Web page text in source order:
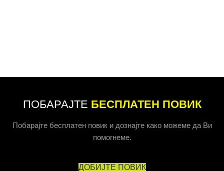
ПОБАРАЈТЕ БЕСПЛАТЕН ПОВИК
Побарајте бесплатен повик и дознајте како можеме да Ви
помогнеме.
ДОБИЈТЕ ПОВИК